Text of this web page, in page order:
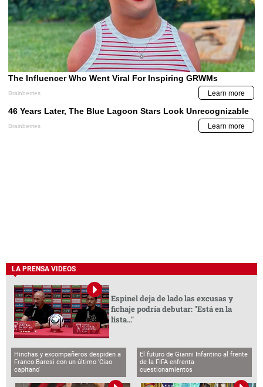
LA PRENSA VIDEOS
Espinel deja de lado las excusas y
fichaje podría debutar: "Está en la
lista..."
Hinchas y excompañeros despiden a
Franco Baresi con un último 'Ciao
capitano'
El futuro de Gianni Infantino al frente
de la FIFA enfrenta
cuestionamientos